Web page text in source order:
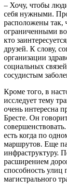
– Хочу, чтобы
себя нужными.
расположены так,
ограниченными
кто
друзей. К слову,
организации
социальных
сосудистым
Кроме того, в
исследует тему
очень интересна
Бресте. Он
есть когда по
маршрутов. Еще
инфраструктуру.
расширением
способность улиц
магистрального